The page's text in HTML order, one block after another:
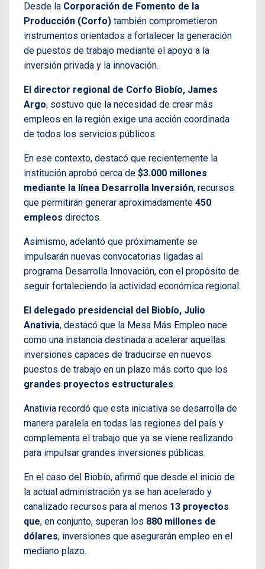
Desde la Corporación de Fomento de la
Producción (Corfo) también comprometieron
instrumentos orientados a fortalecer la generación
de puestos de trabajo mediante el apoyo a la
inversión privada y la innovación.
El director regional de Corfo Biobío, James
Argo, sostuvo que la necesidad de crear más
empleos en la región exige una acción coordinada
de todos los servicios públicos.
En ese contexto, destacó que recientemente la
institución aprobó cerca de $3.000 millones
mediante la línea Desarrolla Inversión, recursos
que permitirán generar aproximadamente 450
empleos directos.
Asimismo, adelantó que próximamente se
impulsarán nuevas convocatorias ligadas al
programa Desarrolla Innovación, con el propósito de
seguir fortaleciendo la actividad económica regional.
El delegado presidencial del Biobío, Julio
Anativia, destacó que la Mesa Más Empleo nace
como una instancia destinada a acelerar aquellas
inversiones capaces de traducirse en nuevos
puestos de trabajo en un plazo más corto que los
grandes proyectos estructurales.
Anativia recordó que esta iniciativa se desarrolla de
manera paralela en todas las regiones del país y
complementa el trabajo que ya se viene realizando
para impulsar grandes inversiones públicas.
En el caso del Biobío, afirmó que desde el inicio de
la actual administración ya se han acelerado y
canalizado recursos para al menos 13 proyectos
que, en conjunto, superan los 880 millones de
dólares, inversiones que asegurarán empleo en el
mediano plazo.